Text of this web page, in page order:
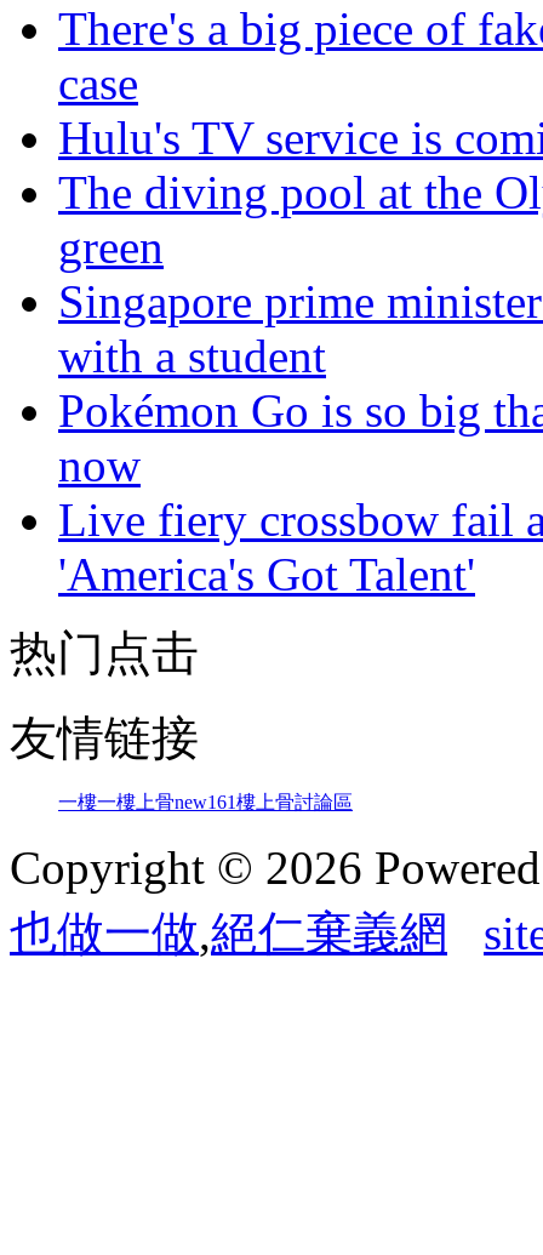
There's a big piece of
case
Hulu's TV service is
The diving pool at the
green
Singapore prime
with a student
Pokémon Go is so big
now
Live fiery crossbow fail
'America's Got Talent'
热门点击
友情链接
一樓一樓上骨new161樓上骨討論區
Copyright © 2026
也做一做,絕仁棄義網